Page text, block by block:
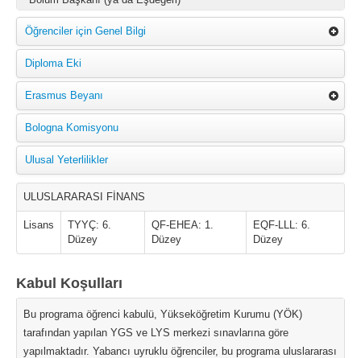
Öğrenciler için Genel Bilgi
Diploma Eki
Erasmus Beyanı
Bologna Komisyonu
Ulusal Yeterlilikler
ULUSLARARASI FİNANS
Lisans
TYYÇ: 6.
Düzey
QF-EHEA: 1.
Düzey
EQF-LLL: 6.
Düzey
Kabul Koşulları
Bu programa öğrenci kabulü, Yükseköğretim Kurumu (YÖK)
tarafından yapılan YGS ve LYS merkezi sınavlarına göre
yapılmaktadır. Yabancı uyruklu öğrenciler, bu programa uluslararası